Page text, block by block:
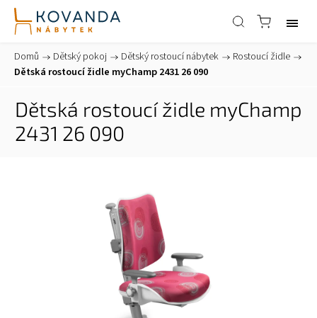
Domů / Dětský pokoj / Dětský rostoucí nábytek / Rostoucí židle /
Dětská rostoucí židle myChamp 2431 26 090
Dětská rostoucí židle myChamp
2431 26 090